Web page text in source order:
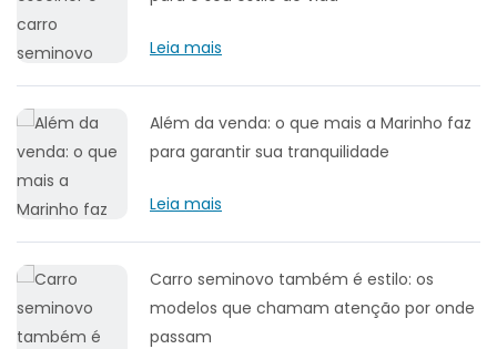
Leia mais
Além da venda: o que mais a Marinho faz
para garantir sua tranquilidade
Leia mais
Carro seminovo também é estilo: os
modelos que chamam atenção por onde
passam